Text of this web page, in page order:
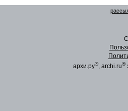
архи.ру®, archi.ru®